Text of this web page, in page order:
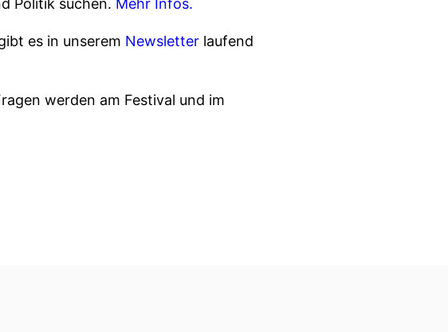
Politik suchen. Mehr Infos.
es in unserem Newsletter laufend
werden am Festival und im